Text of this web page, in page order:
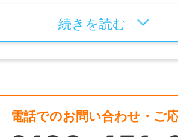
続きを読む
電話でのお問い合わせ・ご